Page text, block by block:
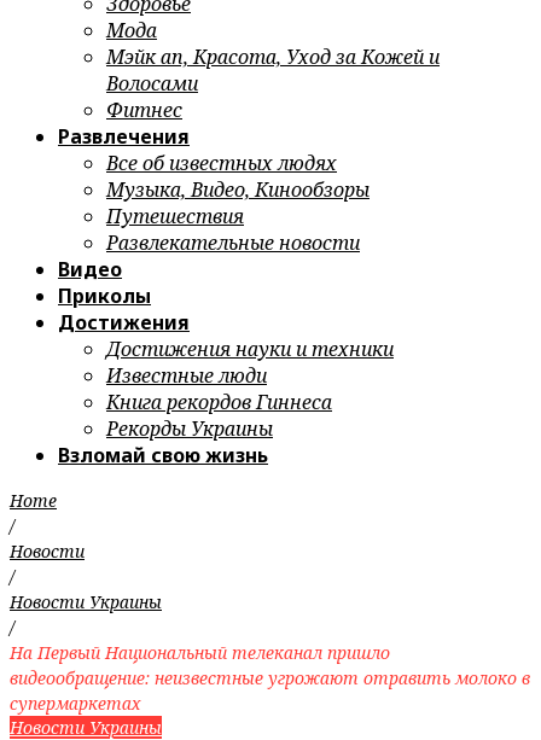
Мода
Мэйк ап, Красота, Уход за Кожей и
Волосами
Фитнес
Развлечения
Все об известных людях
Музыка, Видео, Кинообзоры
Путешествия
Развлекательные новости
Видео
Приколы
Достижения
Достижения науки и техники
Известные люди
Книга рекордов Гиннеса
Рекорды Украины
Взломай свою жизнь
Home
/
Новости
/
Новости Украины
/
На Первый Национальный телеканал пришло
видеообращение: неизвестные угрожают отравить молоко в
супермаркетах
Новости Украины